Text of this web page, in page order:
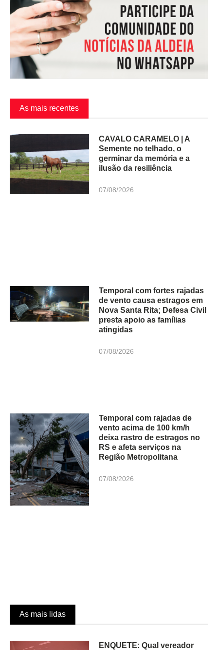
As mais recentes
CAVALO CARAMELO | A
Semente no telhado, o
germinar da memória e a
ilusão da resiliência
07/08/2026
Temporal com fortes rajadas
de vento causa estragos em
Nova Santa Rita; Defesa Civil
presta apoio as famílias
atingidas
07/08/2026
Temporal com rajadas de
vento acima de 100 km/h
deixa rastro de estragos no
RS e afeta serviços na
Região Metropolitana
07/08/2026
As mais lidas
ENQUETE: Qual vereador